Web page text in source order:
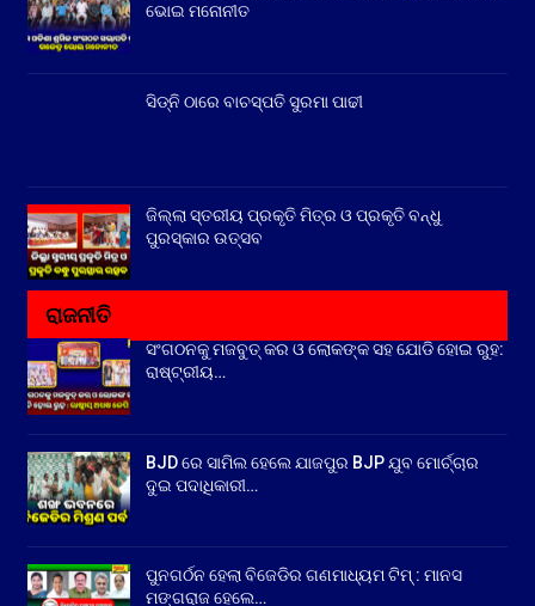
ଭୋଇ ମନୋନୀତ
ସିଡ୍‌ନି ଠାରେ ବାଚସ୍ପତି ସୁରମା ପାଢୀ
ଜିଲ୍ଲା ସ୍ତରୀୟ ପ୍ରକୃତି ମିତ୍ର ଓ ପ୍ରକୃତି ବନ୍ଧୁ
ପୁରସ୍କାର ଉତ୍ସବ
ରାଜନୀତି
ସଂଗଠନକୁ ମଜବୁତ୍ କର ଓ ଲୋକଙ୍କ ସହ ଯୋଡି ହୋଇ ରୁହ:
ରାଷ୍ଟ୍ରୀୟ…
BJD ରେ ସାମିଲ ହେଲେ ଯାଜପୁର BJP ଯୁବ ମୋର୍ଚ୍ଚାର
ଦୁଇ ପଦାଧିକାରୀ…
ପୁନଗର୍ଠନ ହେଲା ବିଜେଡିର ଗଣମାଧ୍ୟମ ଟିମ୍ : ମାନସ
ମଙ୍ଗରାଜ ହେଲେ…